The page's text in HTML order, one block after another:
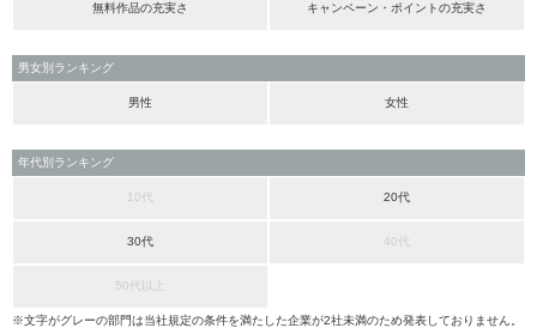
無料作品の充実さ キャンペーン・ポイントの充実さ
男女別ランキング
男性 女性
年代別ランキング
10代 20代
30代 40代
50代以上
※文字がグレーの部門は当社規定の条件を満たした企業が2社未満のため発表しておりません。